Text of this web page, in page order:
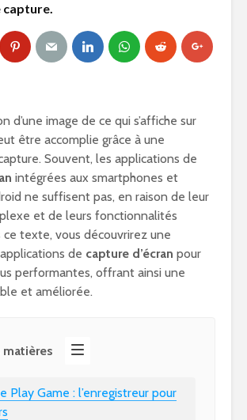
capture.
d’une image de ce qui s’affiche sur
être accomplie grâce à une
Souvent, les applications de
intégrées aux smartphones et
ne suffisent pas, en raison de leur
et de leurs fonctionnalités
ce texte, vous découvrirez une
de capture d’écran pour
performantes, offrant ainsi une
et améliorée.
matières
Play Game : l’enregistreur pour